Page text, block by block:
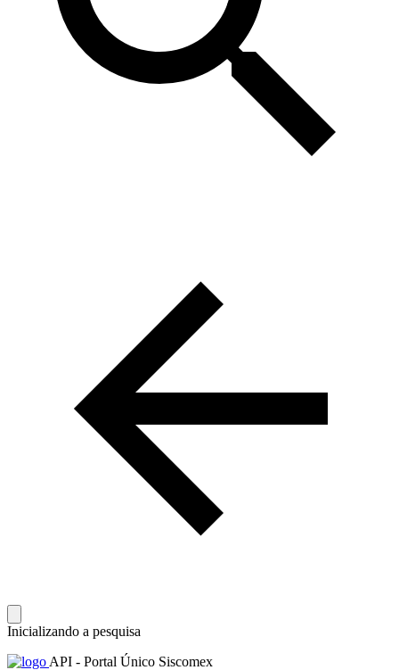
Inicializando a pesquisa
API - Portal Único Siscomex